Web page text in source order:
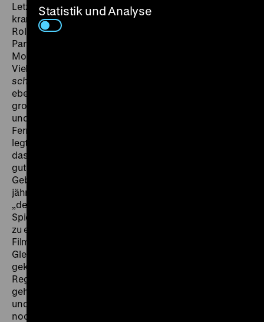
Letzterer fiel jedoch nach einigen Drehtagen
krankheitsbedingt aus, weshalb Dieter Wien seine
Rolle übernahm. Für den Part als möglicher neuer
Partner der Frau wurde Reiner Schöne engagiert. Wie
Monika Gabriel verließ er wenige Jahre später die DDR.
Vielleicht auch deshalb wurde der Film
scheiden
ebenso ein ausgesprochener Berlin-Film ist, den
großangelegten Umbau des Alexanderplatzes zeigt
und sogar auf dem noch nicht fertiggestellten
Fernsehturm spielt. Nicht nur bei den Stadtansichten
legte Ingrid Reschke erkennbar großen Wert darauf,
das Scope-Format (in der DDR „Totalvision“ genannt)
gut auszunutzen. (gym) Ingrid Reschke, deren
Geburtstag sich im März 2016 zum achtzigsten Male
jährt, wurde während ihres Schaffens immer wieder als
„der erste weibliche Regisseur im DEFA-Studio für
Spielfilme“ bezeichnet. Sie war zugleich „der“ einzige,
zu einer Zeit, als auch in anderen Ländern
Filmemacherinnen noch eine Ausnahme darstellten.
Gleich nach der Schule war Ingrid Reschke zur DEFA
gekommen, hatte zum ersten Jahrgang von
Regiestudenten an der Babelsberger Filmhochschule
gehört und Heiner Carow bei
und
noch unter ihrem Mädchennamen Ingrid Meyer, mit
Statistik und Analyse